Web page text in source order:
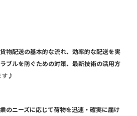
物配送の基本的な流れ、効率的な配送を実
ブルを防ぐための対策、最新技術の活用方
す♪
のニーズに応じて荷物を迅速・確実に届け